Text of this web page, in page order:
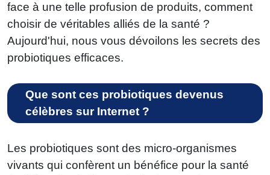
face à une telle profusion de produits, comment
choisir de véritables alliés de la santé ?
Aujourd'hui, nous vous dévoilons les secrets des
probiotiques efficaces.
Que sont ces probiotiques devenus
célèbres sur Internet ?
Les probiotiques sont des micro-organismes
vivants qui confèrent un bénéfice pour la santé